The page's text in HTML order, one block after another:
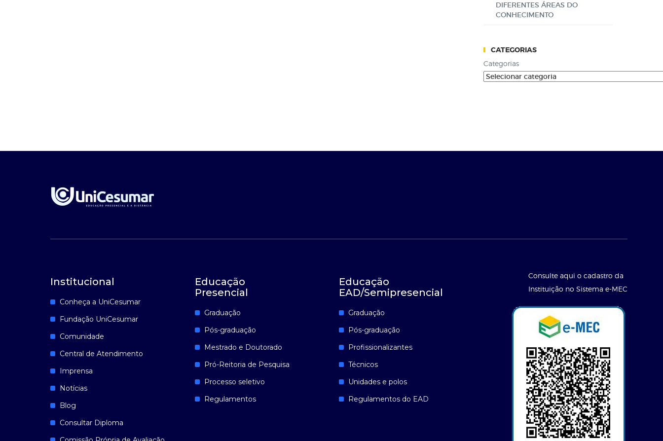
DIFERENTES ÁREAS DO
CONHECIMENTO
CATEGORIAS
Categorias
Institucional
Conheça a UniCesumar
Fundação UniCesumar
Comunidade
Central de Atendimento
Imprensa
Notícias
Blog
Consultar Diploma
Educação
Presencial
Graduação
Pós-graduação
Mestrado e Doutorado
Pró-Reitoria de Pesquisa
Processo seletivo
Regulamentos
Educação
EAD/Semipresencial
Graduação
Pós-graduação
Profissionalizantes
Técnicos
Unidades e polos
Regulamentos do EAD
Consulte aqui o cadastro da
Instituição no Sistema e-MEC